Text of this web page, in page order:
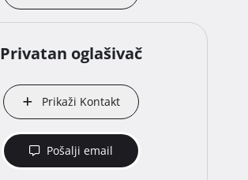
Privatan oglašivač
Prikaži Kontakt
Pošalji email